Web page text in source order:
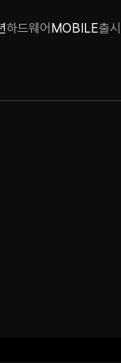
하드웨어 MOBILE출